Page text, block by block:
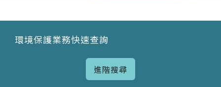
環境保護業務快速查詢
進階搜尋